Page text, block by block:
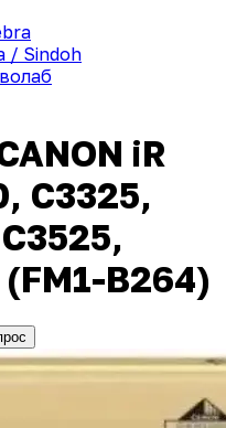
/ Sindoh
iR
C3325,
B264)